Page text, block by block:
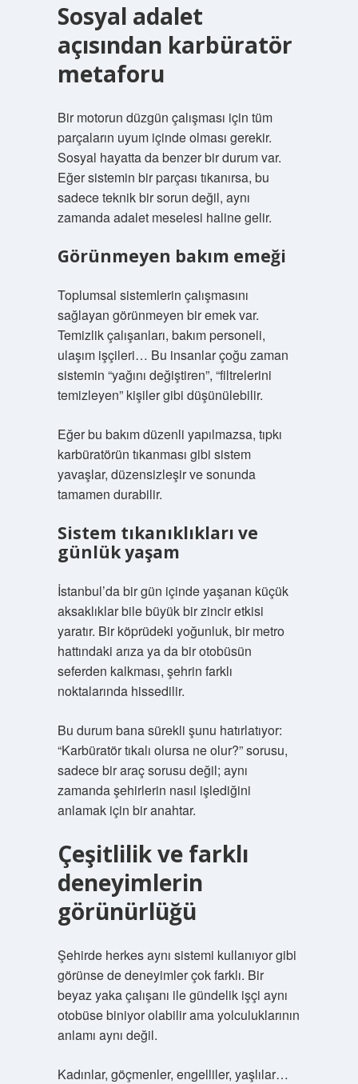
Sosyal adalet
açısından karbüratör
metaforu
Bir motorun düzgün çalışması için tüm
parçaların uyum içinde olması gerekir.
Sosyal hayatta da benzer bir durum var.
Eğer sistemin bir parçası tıkanırsa, bu
sadece teknik bir sorun değil, aynı
zamanda adalet meselesi haline gelir.
Görünmeyen bakım emeği
Toplumsal sistemlerin çalışmasını
sağlayan görünmeyen bir emek var.
Temizlik çalışanları, bakım personeli,
ulaşım işçileri… Bu insanlar çoğu zaman
sistemin “yağını değiştiren”, “filtrelerini
temizleyen” kişiler gibi düşünülebilir.
Eğer bu bakım düzenli yapılmazsa, tıpkı
karbüratörün tıkanması gibi sistem
yavaşlar, düzensizleşir ve sonunda
tamamen durabilir.
Sistem tıkanıklıkları ve
günlük yaşam
İstanbul’da bir gün içinde yaşanan küçük
aksaklıklar bile büyük bir zincir etkisi
yaratır. Bir köprüdeki yoğunluk, bir metro
hattındaki arıza ya da bir otobüsün
seferden kalkması, şehrin farklı
noktalarında hissedilir.
Bu durum bana sürekli şunu hatırlatıyor:
“Karbüratör tıkalı olursa ne olur?” sorusu,
sadece bir araç sorusu değil; aynı
zamanda şehirlerin nasıl işlediğini
anlamak için bir anahtar.
Çeşitlilik ve farklı
deneyimlerin
görünürlüğü
Şehirde herkes aynı sistemi kullanıyor gibi
görünse de deneyimler çok farklı. Bir
beyaz yaka çalışanı ile gündelik işçi aynı
otobüse biniyor olabilir ama yolculuklarının
anlamı aynı değil.
Kadınlar, göçmenler, engelliler, yaşlılar…